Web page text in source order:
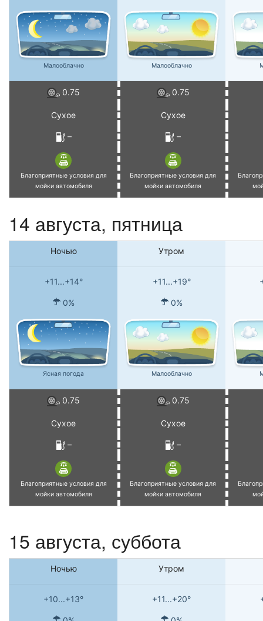
Малооблачно Малооблачно
0.75 0.75
Сухое Сухое
– –
Благоприятные условия для
мойки автомобиля
Благоприятные условия для
мойки автомобиля
14 августа, пятница
Ночью Утром
+11...+14° +11...+19°
0% 0%
Ясная погода Малооблачно
0.75 0.75
Сухое Сухое
– –
Благоприятные условия для
мойки автомобиля
Благоприятные условия для
мойки автомобиля
15 августа, суббота
Ночью Утром
+10...+13° +11...+20°